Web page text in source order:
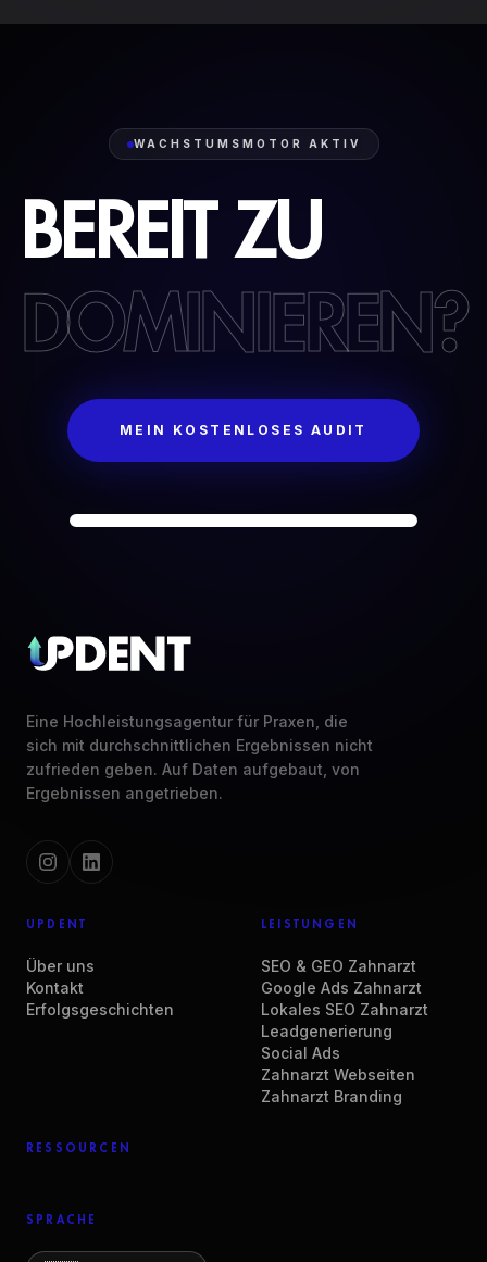
WACHSTUMSMOTOR AKTIV
BEREITZU
DOMINIEREN?
MEIN KOSTENLOSES AUDIT
Eine Hochleistungsagentur für Praxen, die
sich mit durchschnittlichen Ergebnissen nicht
zufrieden geben. Auf Daten aufgebaut, von
Ergebnissen angetrieben.
UPDENT
Über uns
Kontakt
Erfolgsgeschichten
LEISTUNGEN
SEO & GEO Zahnarzt
Google Ads Zahnarzt
Lokales SEO Zahnarzt
Leadgenerierung
Social Ads
Zahnarzt Webseiten
Zahnarzt Branding
RESSOURCEN
SPRACHE